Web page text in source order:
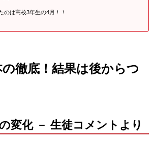
のは高校3年生の4月！！
徹底！結果は後からつ
変化 － 生徒コメントより